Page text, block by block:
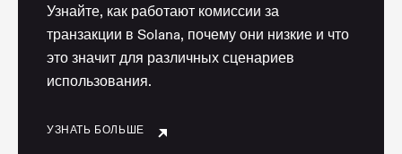
Узнайте, как работают комиссии за
транзакции в Solana, почему они низкие и что
это значит для различных сценариев
использования.
УЗНАТЬ БОЛЬШЕ